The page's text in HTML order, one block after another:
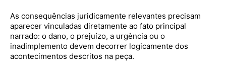
As consequências juridicamente relevantes precisam
aparecer vinculadas diretamente ao fato principal
narrado: o dano, o prejuízo, a urgência ou o
inadimplemento devem decorrer logicamente dos
acontecimentos descritos na peça.